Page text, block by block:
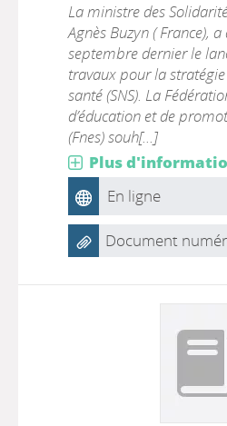
La ministre des
Agnès Buzyn ( France),
septembre dernier le
travaux pour la
santé (SNS). La
d’éducation et de
(Fnes) souh[...]
Plus
En ligne
Document